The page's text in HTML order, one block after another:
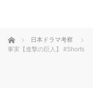
ホーム 日本ドラマ考察
事実【進撃の巨人】 #Shorts